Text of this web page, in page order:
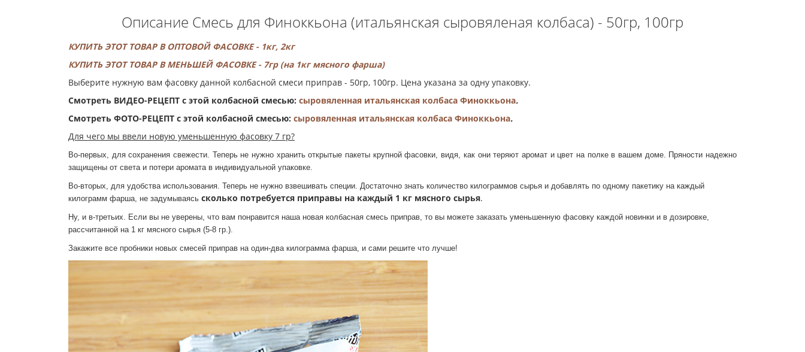
Описание Смесь для Финоккьона (итальянская сыровяленая колбаса) - 50гр, 100гр
КУПИТЬ ЭТОТ ТОВАР В ОПТОВОЙ ФАСОВКЕ - 1кг, 2кг
КУПИТЬ ЭТОТ ТОВАР В МЕНЬШЕЙ ФАСОВКЕ - 7гр (на 1кг мясного фарша)
Выберите нужную вам фасовку данной колбасной смеси приправ - 50гр, 100гр. Цена указана за одну упаковку.
Смотреть ВИДЕО-РЕЦЕПТ с этой колбасной смесью: сыровяленная итальянская колбаса Финоккьона.
Смотреть ФОТО-РЕЦЕПТ с этой колбасной смесью: сыровяленная итальянская колбаса Финоккьона.
Для чего мы ввели новую уменьшенную фасовку 7 гр?
Во-первых, для сохранения свежести. Теперь не нужно хранить открытые пакеты крупной фасовки, видя, как они теряют аромат и цвет на полке в вашем доме. Пряности надежно
защищены от света и потери аромата в индивидуальной упаковке.
Во-вторых, для удобства использования. Теперь не нужно взвешивать специи. Достаточно знать количество килограммов сырья и добавлять по одному пакетику на каждый
килограмм фарша, не задумываясь сколько потребуется приправы на каждый 1 кг мясного сырья.
Ну, и в-третьих. Если вы не уверены, что вам понравится наша новая колбасная смесь приправ, то вы можете заказать уменьшенную фасовку каждой новинки и в дозировке,
рассчитанной на 1 кг мясного сырья (5-8 гр.).
Закажите все пробники новых смесей приправ на один-два килограмма фарша, и сами решите что лучше!